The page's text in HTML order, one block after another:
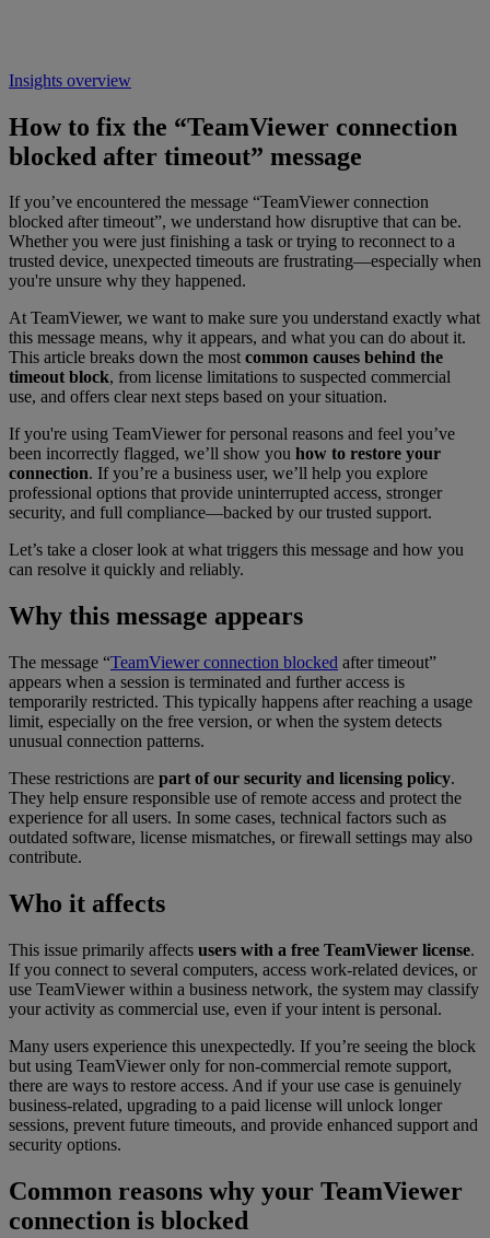
Insights overview
How to fix the “TeamViewer connection
blocked after timeout” message
If you’ve encountered the message “TeamViewer connection
blocked after timeout”, we understand how disruptive that can be.
Whether you were just finishing a task or trying to reconnect to a
trusted device, unexpected timeouts are frustrating—especially when
you're unsure why they happened.
At TeamViewer, we want to make sure you understand exactly what
this message means, why it appears, and what you can do about it.
This article breaks down the mostcommon causes behind the
timeout block, from license limitations to suspected commercial
use, and offers clear next steps based on your situation.
If you're using TeamViewer for personal reasons and feel you’ve
been incorrectly flagged, we’ll show you how to restore your
connection. If you’re a business user, we’ll help you explore
professional options that provide uninterrupted access, stronger
security, and full compliance—backed by our trusted support.
Let’s take a closer look at what triggers this message and how you
can resolve it quickly and reliably.
Why this message appears
The message “TeamViewer connection blocked after timeout”
appears when a session is terminated and further access is
temporarily restricted. This typically happens after reaching a usage
limit, especially on the free version, or when the system detects
unusual connection patterns.
These restrictions are part of our security and licensing policy.
They help ensure responsible use of remote access and protect the
experience for all users. In some cases, technical factors such as
outdated software, license mismatches, or firewall settings may also
contribute.
Who it affects
This issue primarily affects users with a free TeamViewer license.
If you connect to several computers, access work-related devices, or
use TeamViewer within a business network, the system may classify
your activity as commercial use, even if your intent is personal.
Many users experience this unexpectedly. If you’re seeing the block
but using TeamViewer only for non-commercial remote support,
there are ways to restore access. And if your use case is genuinely
business-related, upgrading to a paid license will unlock longer
sessions, prevent future timeouts, and provide enhanced support and
security options.
Common reasons why your TeamViewer
connection is blocked